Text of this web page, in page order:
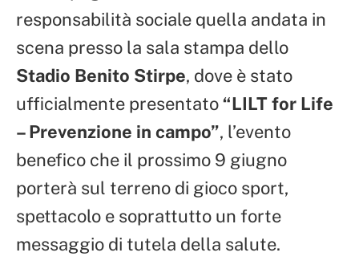
responsabilità sociale quella andata in
scena presso la sala stampa dello
Stadio Benito Stirpe, dove è stato
ufficialmente presentato“LILT for Life
– Prevenzione in campo”, l’evento
benefico che il prossimo 9 giugno
porterà sul terreno di gioco sport,
spettacolo e soprattutto un forte
messaggio di tutela della salute.